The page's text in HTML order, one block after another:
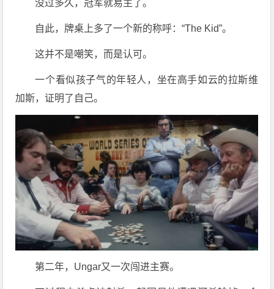
没过多久，冠军就易主了。
自此，牌桌上多了一个新的称呼：“The Kid”。
这并不是嘲笑，而是认可。
一个看似孩子气的年轻人，坐在高手如云的拉斯维
加斯，证明了自己。
第二年，Ungar又一次闯进主赛。